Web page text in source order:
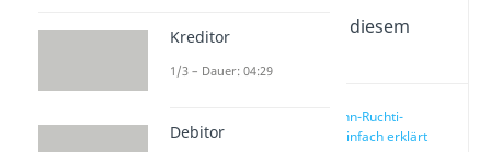
Wichtige Inhalte in diesem
Lohmann-Ruchti-
Effekt einfach erklärt
Kreditor
1/3 – Dauer: 04:29
Debitor